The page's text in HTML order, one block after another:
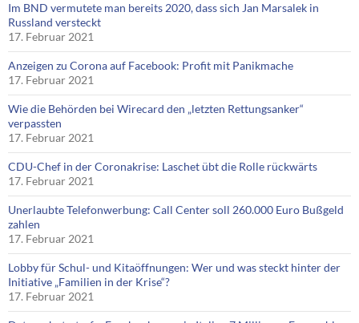
Im BND vermutete man bereits 2020, dass sich Jan Marsalek in
Russland versteckt
17. Februar 2021
Anzeigen zu Corona auf Facebook: Profit mit Panikmache
17. Februar 2021
Wie die Behörden bei Wirecard den „letzten Rettungsanker“
verpassten
17. Februar 2021
CDU-Chef in der Coronakrise: Laschet übt die Rolle rückwärts
17. Februar 2021
Unerlaubte Telefonwerbung: Call Center soll 260.000 Euro Bußgeld
zahlen
17. Februar 2021
Lobby für Schul- und Kitaöffnungen: Wer und was steckt hinter der
Initiative „Familien in der Krise“?
17. Februar 2021